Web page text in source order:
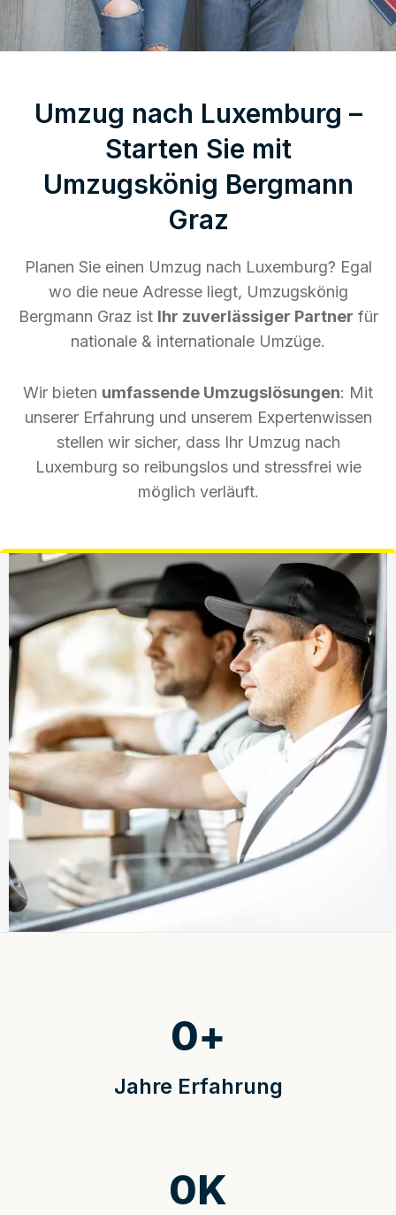
Umzug nach Luxemburg –
Starten Sie mit
Umzugskönig Bergmann
Graz
Planen Sie einen Umzug nach Luxemburg? Egal
wo die neue Adresse liegt, Umzugskönig
Bergmann Graz ist Ihr zuverlässiger Partner für
nationale & internationale Umzüge.
Wir bieten umfassende Umzugslösungen: Mit
unserer Erfahrung und unserem Expertenwissen
stellen wir sicher, dass Ihr Umzug nach
Luxemburg so reibungslos und stressfrei wie
möglich verläuft.
Jahre Erfahrung
0+
0K